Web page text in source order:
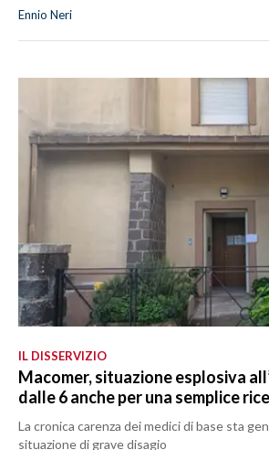
Ennio Neri
IL DISSERVIZIO
Macomer, situazione esplosiva
dalle 6 anche per una semplice
La cronica carenza dei medici di base sta
situazione di grave disagio